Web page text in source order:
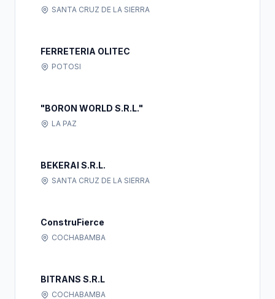
SANTA CRUZ DE LA SIERRA
FERRETERIA OLITEC
POTOSI
"BORON WORLD S.R.L."
LA PAZ
BEKERAI S.R.L.
SANTA CRUZ DE LA SIERRA
ConstruFierce
COCHABAMBA
BITRANS S.R.L
COCHABAMBA